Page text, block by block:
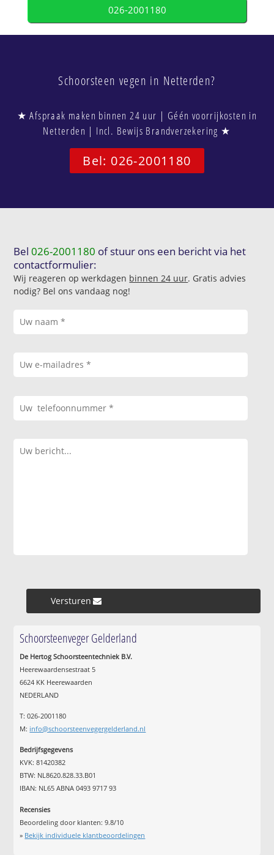
026-2001180
Schoorsteen vegen in Netterden?
★ Afspraak maken binnen 24 uur | Géén voorrijkosten in
Netterden | Incl. Bewijs Brandverzekering ★
Bel: 026-2001180
Bel026-2001180 of stuur ons een bericht via het
contactformulier:
Wij reageren op werkdagen binnen 24 uur. Gratis advies
nodig? Bel ons vandaag nog!
Versturen »
Schoorsteenveger Gelderland
De Hertog Schoorsteentechniek B.V.
Heerewaardensestraat 5
6624 KK Heerewaarden
NEDERLAND
T: 026-2001180
M: info@schoorsteenvegergelderland.nl
Bedrijfsgegevens
KVK: 81420382
BTW: NL8620.828.33.B01
IBAN: NL65 ABNA 0493 9717 93
Recensies
Beoordeling door klanten:9.8/10
» Bekijk individuele klantbeoordelingen